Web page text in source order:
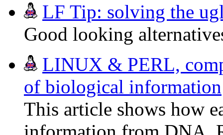
LF Tip: solving the
Good looking
LINUX & PERL,
of biological information
This article shows how